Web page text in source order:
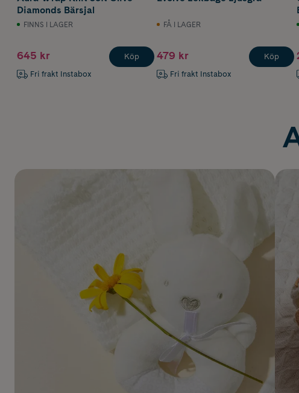
Diamonds Bärsjal
FINNS I LAGER
645 kr
Fri frakt Instabox
Köp
FÅ I LAGER
479 kr
Fri frakt Instabox
Köp